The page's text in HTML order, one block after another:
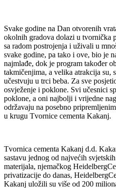
Svake godine na Dan otvorenih
okolnih gradova dolazi u tvornička
sa radom postrojenja i uživali u
svake godine, pa tako i ove, bio je
najmlađe, dok je program također
takmičenjima, a velika atrakcija su,
učestvuju u trci beba. Za sve
osvježenje i poklone. Svi učesnici
poklone, a oni najbolji i vrijedne
održavaju na posebno
u krugu Tvornice cementa Kakanj.
Tvornica cementa Kakanj d.d.
sastavu jednog od najvećih
materijala, njemačkog
privatizacije do danas,
Kakanj uložili su više od 200